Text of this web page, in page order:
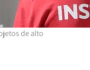
de alto